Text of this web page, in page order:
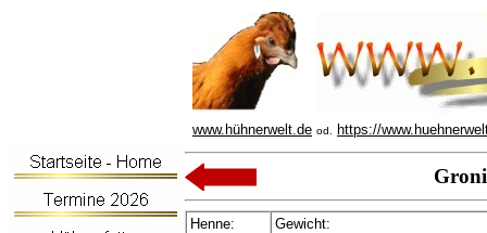
www.hühnerwelt.de od. https://
Henne:
Gewicht: